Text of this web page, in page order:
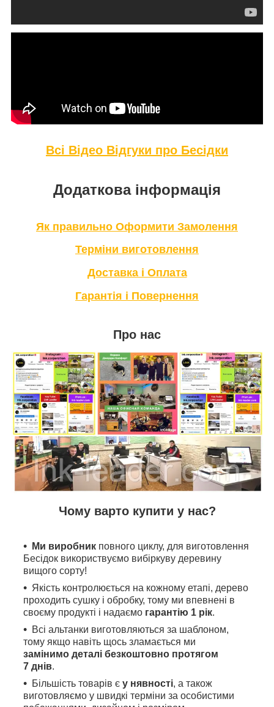
Всі Відео Відгуки про Бесідки
Додаткова інформація
Як правильно Оформити Замолення
Терміни виготовлення
Доставка і Оплата
Гарантія і Повернення
Про нас
Чому варто купити у нас?
Ми виробник повного циклу, для виготовлення
Бесідок використвуємо вибіркуву деревину
вищого сорту!
Якість контролюється на кожному етапі, дерево
проходить сушку і обробку, тому ми впевнені в
своєму продукті і надаємо гарантію 1 рік.
Всі альтанки виготовляються за шаблоном,
тому якщо навіть щось зламається ми
замінимо деталі безкоштовно протягом
7 днів.
Більшість товарів є у нявності, а також
виготовляємо у швидкі терміни за особистими